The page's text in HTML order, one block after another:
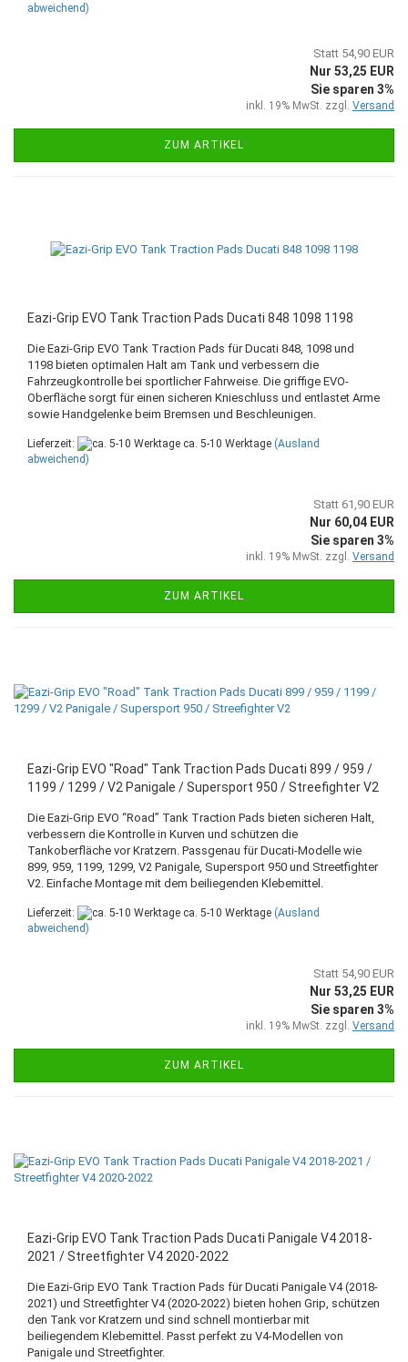
abweichend)
Statt 54,90 EUR
Nur 53,25 EUR
Sie sparen 3%
inkl. 19% MwSt. zzgl. Versand
ZUM ARTIKEL
Eazi-Grip EVO Tank Traction Pads Ducati 848 1098 1198
Die Eazi-Grip EVO Tank Traction Pads für Ducati 848, 1098 und
1198 bieten optimalen Halt am Tank und verbessern die
Fahrzeugkontrolle bei sportlicher Fahrweise. Die griffige EVO-
Oberfläche sorgt für einen sicheren Knieschluss und entlastet Arme
sowie Handgelenke beim Bremsen und Beschleunigen.
Lieferzeit: ca. 5-10 Werktage (Ausland
abweichend)
Statt 61,90 EUR
Nur 60,04 EUR
Sie sparen 3%
inkl. 19% MwSt. zzgl. Versand
ZUM ARTIKEL
Eazi-Grip EVO "Road" Tank Traction Pads Ducati 899 / 959 /
1199 / 1299 / V2 Panigale / Supersport 950 / Streefighter V2
Die Eazi-Grip EVO “Road” Tank Traction Pads bieten sicheren Halt,
verbessern die Kontrolle in Kurven und schützen die
Tankoberfläche vor Kratzern. Passgenau für Ducati-Modelle wie
899, 959, 1199, 1299, V2 Panigale, Supersport 950 und Streetfighter
V2. Einfache Montage mit dem beiliegenden Klebemittel.
Lieferzeit: ca. 5-10 Werktage (Ausland
abweichend)
Statt 54,90 EUR
Nur 53,25 EUR
Sie sparen 3%
inkl. 19% MwSt. zzgl. Versand
ZUM ARTIKEL
Eazi-Grip EVO Tank Traction Pads Ducati Panigale V4 2018-
2021 / Streetfighter V4 2020-2022
Die Eazi-Grip EVO Tank Traction Pads für Ducati Panigale V4 (2018-
2021) und Streetfighter V4 (2020-2022) bieten hohen Grip, schützen
den Tank vor Kratzern und sind schnell montierbar mit
beiliegendem Klebemittel. Passt perfekt zu V4-Modellen von
Panigale und Streetfighter.